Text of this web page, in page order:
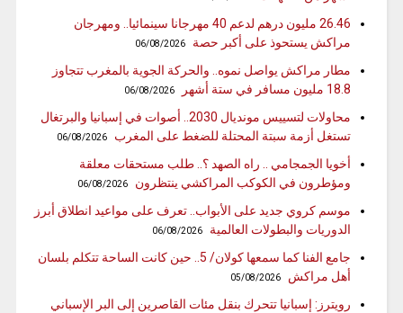
26.46 مليون درهم لدعم 40 مهرجانا سينمائيا.. ومهرجان
مراكش يستحوذ على أكبر حصة
06/08/2026
مطار مراكش يواصل نموه.. والحركة الجوية بالمغرب تتجاوز
18.8 مليون مسافر في ستة أشهر
06/08/2026
محاولات لتسييس مونديال 2030.. أصوات في إسبانيا والبرتغال
تستغل أزمة سبتة المحتلة للضغط على المغرب
06/08/2026
أخويا الجمجامي .. راه الصهد ؟.. طلب مستحقات معلقة
ومؤطرون في الكوكب المراكشي ينتظرون
06/08/2026
موسم كروي جديد على الأبواب.. تعرف على مواعيد انطلاق أبرز
الدوريات والبطولات العالمية
06/08/2026
جامع الفنا كما سمعها كولان/ 5.. حين كانت الساحة تتكلم بلسان
أهل مراكش
05/08/2026
رويترز: إسبانيا تتحرك بنقل مئات القاصرين إلى البر الإسباني